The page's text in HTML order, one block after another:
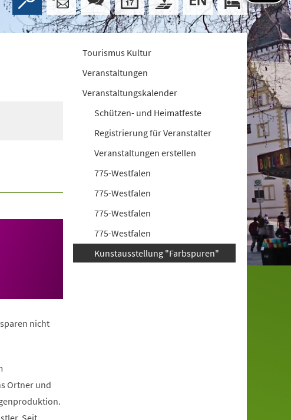
nicht
Ortner und
Seit
Tourismus Kultur
Veranstaltungen
Veranstaltungskalender
Schützen- und Heimatfeste
Registrierung für Veranstalter
Veranstaltungen erstellen
775-Westfalen
775-Westfalen
775-Westfalen
775-Westfalen
Kunstausstellung "Farbspuren"